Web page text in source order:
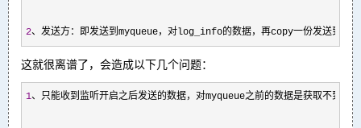
2、发送方：即发送到myqueue，对log_info的数据，再copy一份发送到临
这就很离谱了，会造成以下几个问题：
1、只能收到监听开启之后发送的数据，对myqueue之前的数据是获取不到的。